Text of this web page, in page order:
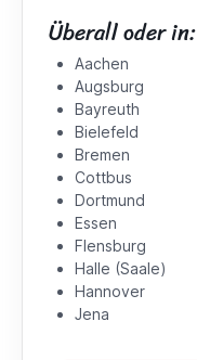
Überall oder in:
Aachen
Augsburg
Bayreuth
Bielefeld
Bremen
Cottbus
Dortmund
Essen
Flensburg
Halle (Saale)
Hannover
Jena